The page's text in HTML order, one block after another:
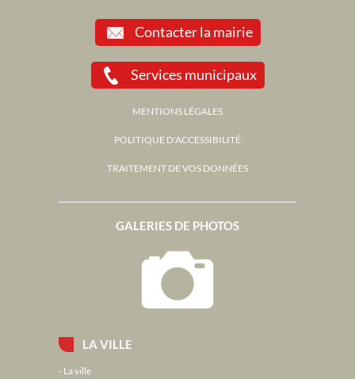
LA VILLE
La ville
GALERIES DE PHOTOS
Contacter la mairie
Services municipaux
MENTIONS LÉGALES
POLITIQUE D'ACCESSIBILITÉ
TRAITEMENT DE VOS DONNÉES